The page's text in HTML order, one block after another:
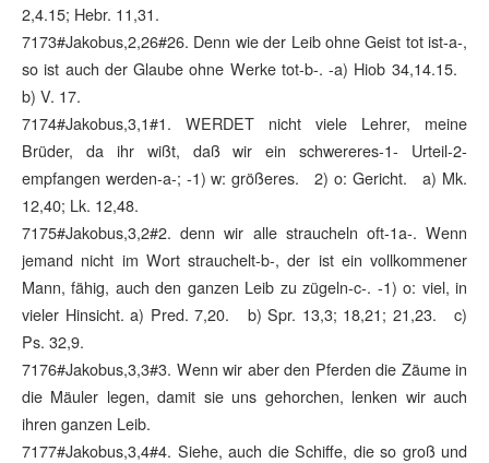
2,4.15; Hebr. 11,31.
7173#Jakobus,2,26#26. Denn wie der Leib ohne Geist tot ist-a-,
so ist auch der Glaube ohne Werke tot-b-. -a) Hiob 34,14.15.
b) V. 17.
7174#Jakobus,3,1#1. WERDET nicht viele Lehrer, meine
Brüder, da ihr wißt, daß wir ein schwereres-1- Urteil-2-
empfangen werden-a-; -1) w: größeres. 2) o: Gericht. a) Mk.
12,40; Lk. 12,48.
7175#Jakobus,3,2#2. denn wir alle straucheln oft-1a-. Wenn
jemand nicht im Wort strauchelt-b-, der ist ein vollkommener
Mann, fähig, auch den ganzen Leib zu zügeln-c-. -1) o: viel, in
vieler Hinsicht. a) Pred. 7,20. b) Spr. 13,3; 18,21; 21,23. c)
Ps. 32,9.
7176#Jakobus,3,3#3. Wenn wir aber den Pferden die Zäume in
die Mäuler legen, damit sie uns gehorchen, lenken wir auch
ihren ganzen Leib.
7177#Jakobus,3,4#4. Siehe, auch die Schiffe, die so groß und